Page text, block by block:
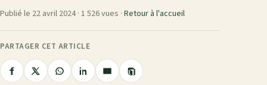
Publié le 22 avril 2024 · 1 526 vues · Retour à l'accueil
PARTAGER CET ARTICLE
PartagerPartagerPartagerPartagerPartager
Copier